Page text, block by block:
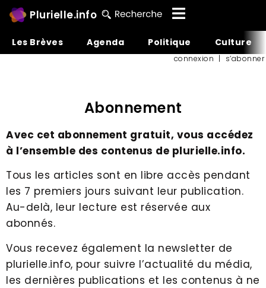
Plurielle.info
Les Brèves Agenda Politique Culture
connexion | s’abonner
Abonnement
Avec cet abonnement gratuit, vous accédez
à l’ensemble des contenus de plurielle.info.
Tous les articles sont en libre accès pendant
les 7 premiers jours suivant leur publication.
Au-delà, leur lecture est réservée aux
abonnés.
Vous recevez également la newsletter de
plurielle.info, pour suivre l’actualité du média,
les dernières publications et les contenus à ne